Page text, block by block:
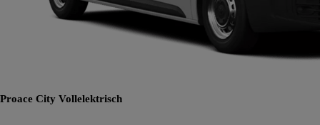
Proace City Vollelektrisch